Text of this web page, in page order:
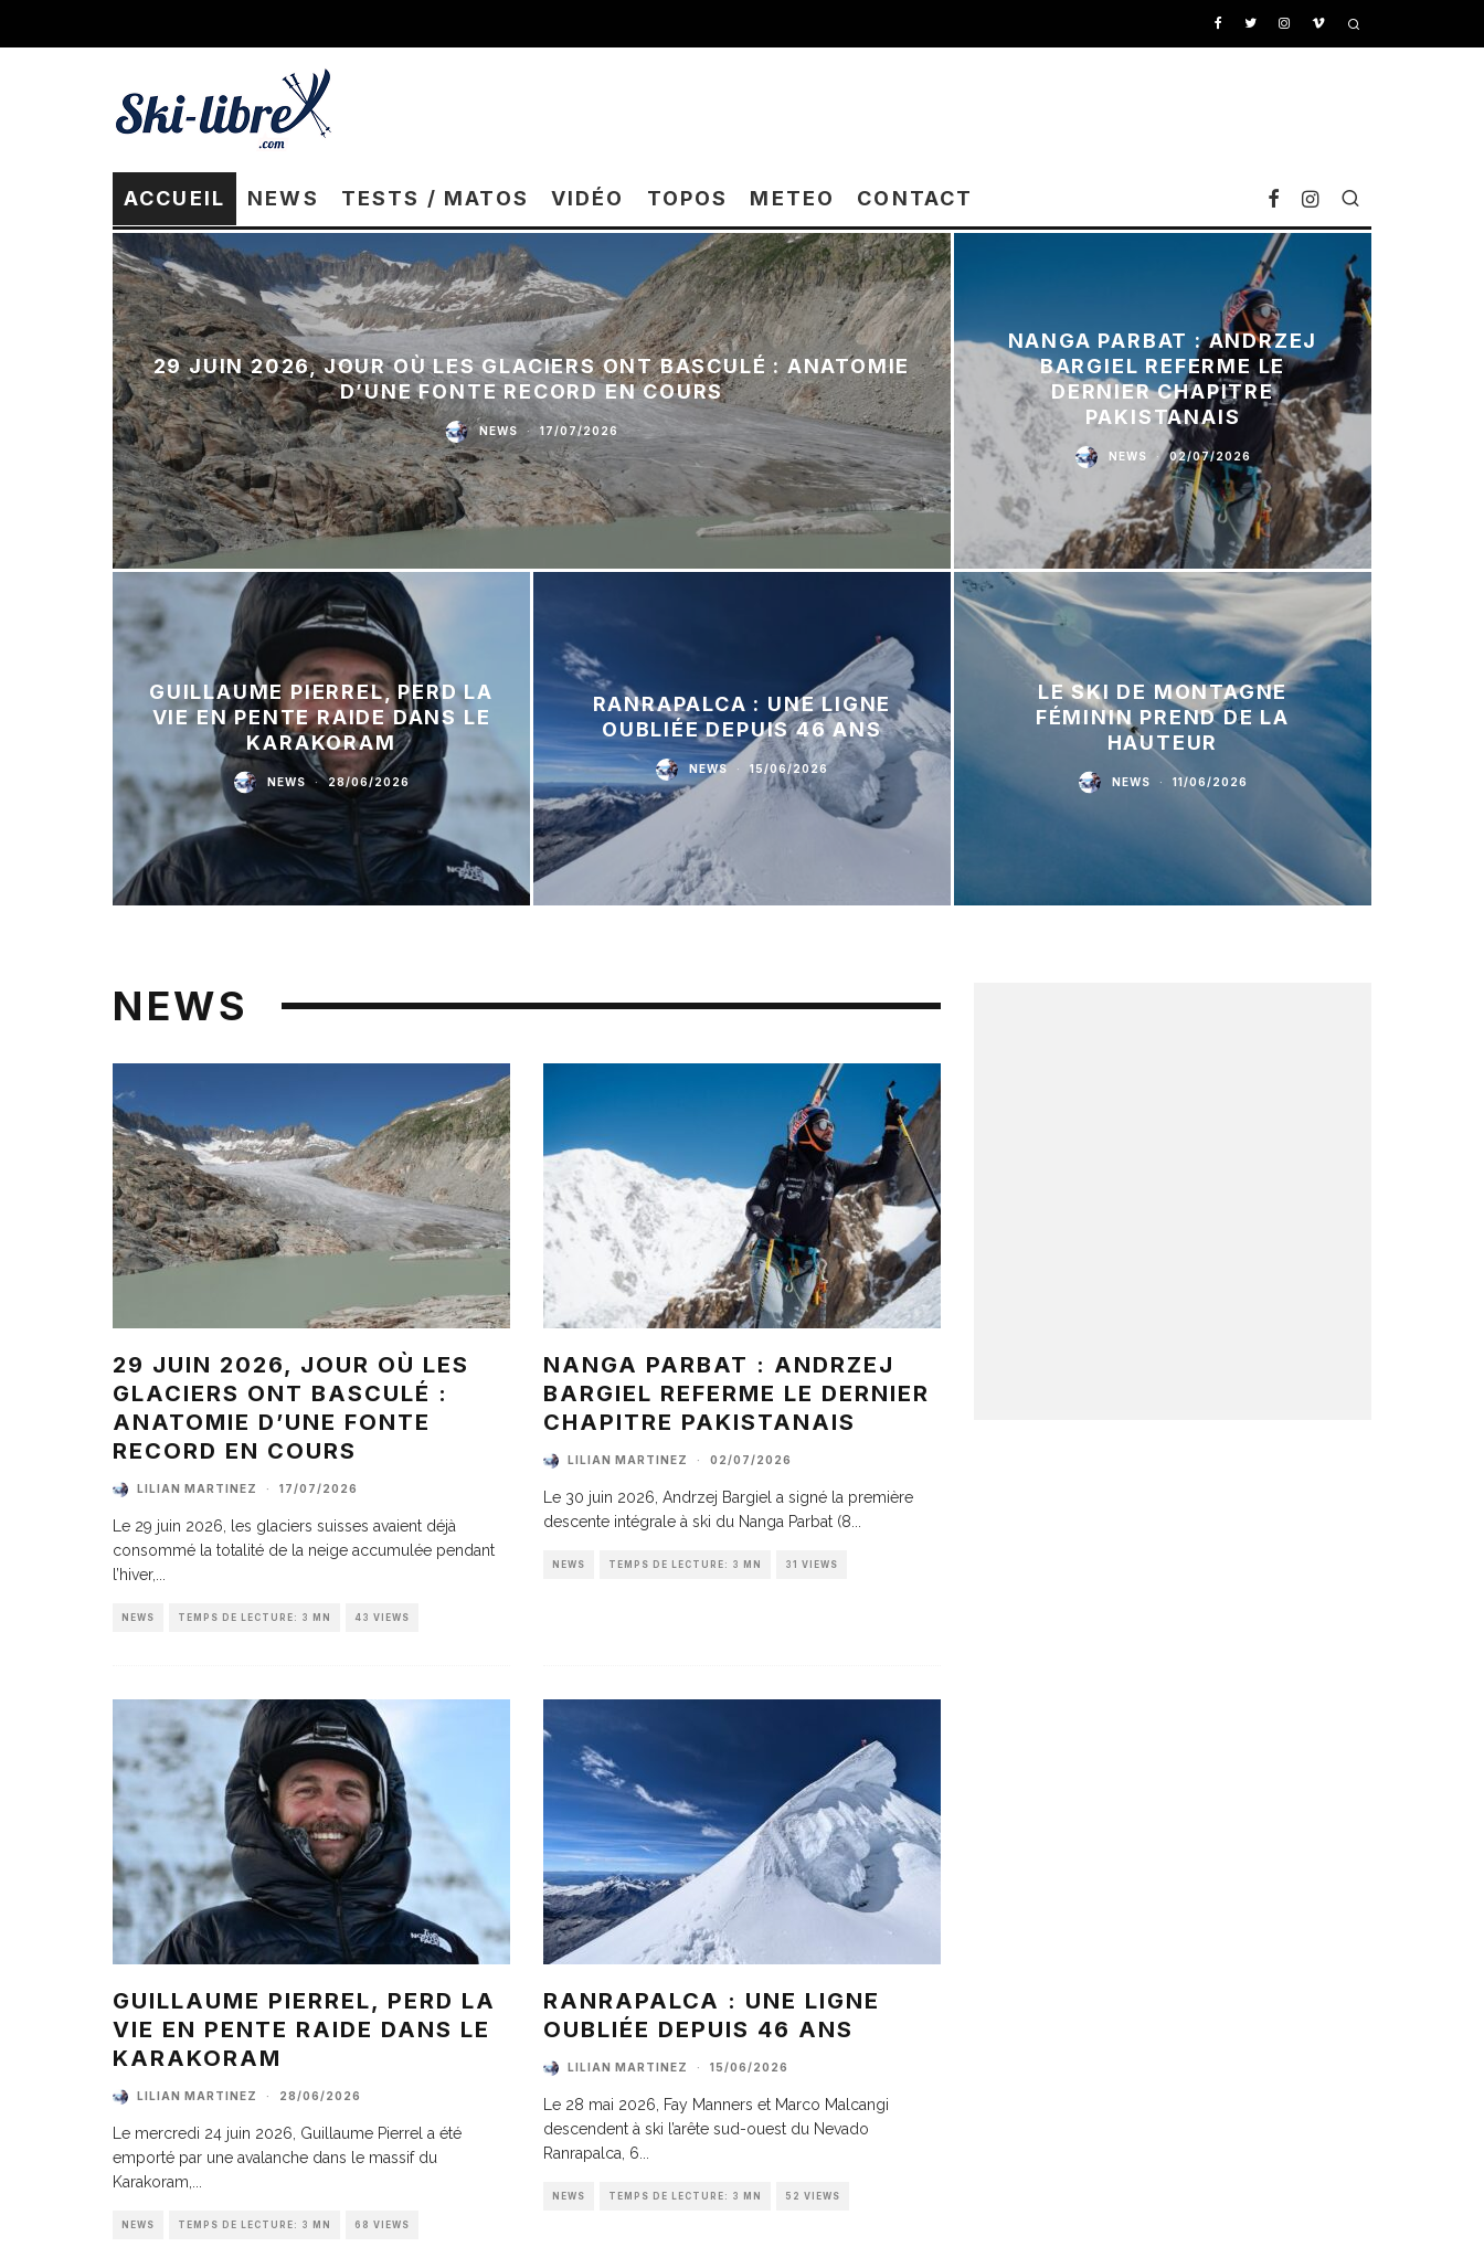
ACCUEIL NEWS TESTS / MATOS VIDÉO TOPOS METEO CONTACT
29 JUIN 2026, JOUR OÙ LES GLACIERS ONT BASCULÉ : ANATOMIE
D’UNE FONTE RECORD EN COURS
NEWS · 17/07/2026
NANGA PARBAT : ANDRZEJ
BARGIEL REFERME LE
DERNIER CHAPITRE
PAKISTANAIS
NEWS · 02/07/2026
GUILLAUME PIERREL, PERD LA
VIE EN PENTE RAIDE DANS LE
KARAKORAM
NEWS · 28/06/2026
RANRAPALCA : UNE LIGNE
OUBLIÉE DEPUIS 46 ANS
NEWS · 15/06/2026
LE SKI DE MONTAGNE
FÉMININ PREND DE LA
HAUTEUR
NEWS · 11/06/2026
NEWS
29 JUIN 2026, JOUR OÙ LES
GLACIERS ONT BASCULÉ :
ANATOMIE D’UNE FONTE
RECORD EN COURS
LILIAN MARTINEZ · 17/07/2026
Le 29 juin 2026, les glaciers suisses avaient déjà
consommé la totalité de la neige accumulée pendant
l’hiver,
NEWS TEMPS DE LECTURE: 3 MN 43 VIEWS
NANGA PARBAT : ANDRZEJ
BARGIEL REFERME LE DERNIER
CHAPITRE PAKISTANAIS
LILIAN MARTINEZ · 02/07/2026
Le 30 juin 2026, Andrzej Bargiel a signé la première
descente intégrale à ski du Nanga Parbat (8
NEWS TEMPS DE LECTURE: 3 MN 31 VIEWS
GUILLAUME PIERREL, PERD LA
VIE EN PENTE RAIDE DANS LE
KARAKORAM
LILIAN MARTINEZ · 28/06/2026
Le mercredi 24 juin 2026, Guillaume Pierrel a été
emporté par une avalanche dans le massif du
Karakoram,
NEWS TEMPS DE LECTURE: 3 MN 68 VIEWS
RANRAPALCA : UNE LIGNE
OUBLIÉE DEPUIS 46 ANS
LILIAN MARTINEZ · 15/06/2026
Le 28 mai 2026, Fay Manners et Marco Malcangi
descendent à ski l’arête sud-ouest du Nevado
Ranrapalca, 6
NEWS TEMPS DE LECTURE: 3 MN 52 VIEWS